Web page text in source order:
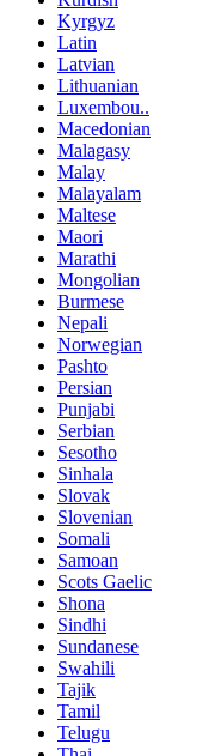
Kyrgyz
Latin
Latvian
Lithuanian
Luxembou..
Macedonian
Malagasy
Malay
Malayalam
Maltese
Maori
Marathi
Mongolian
Burmese
Nepali
Norwegian
Pashto
Persian
Punjabi
Serbian
Sesotho
Sinhala
Slovak
Slovenian
Somali
Samoan
Scots Gaelic
Shona
Sindhi
Sundanese
Swahili
Tajik
Tamil
Telugu